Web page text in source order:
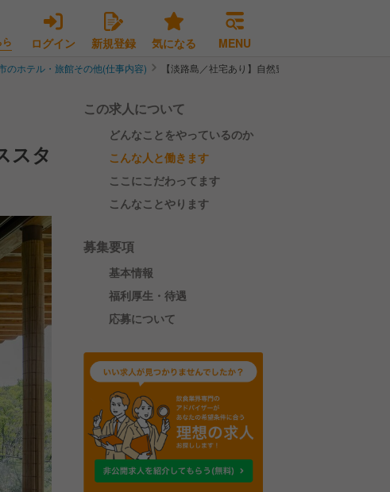
ログイン 新規登録 気になる MENU
のホテル・旅館その他(仕事内容) 【淡路島／社宅あり】自然豊かな人気リトリート施
スタ
この求人について
どんなことをやっているのか
こんな人と働きます
ここにこだわってます
こんなことやります
募集要項
基本情報
福利厚生・待遇
応募について